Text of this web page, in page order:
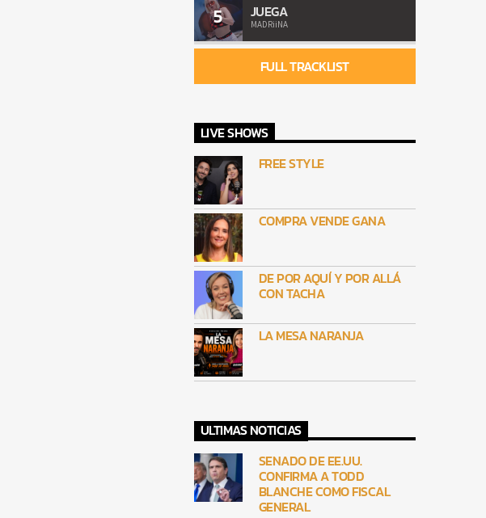
5 JUEGA
MADRiiNA
FULL TRACKLIST
LIVE SHOWS
FREE STYLE
COMPRA VENDE GANA
DE POR AQUÍ Y POR ALLÁ
CON TACHA
LA MESA NARANJA
ULTIMAS NOTICIAS
SENADO DE EE.UU.
CONFIRMA A TODD
BLANCHE COMO FISCAL
GENERAL